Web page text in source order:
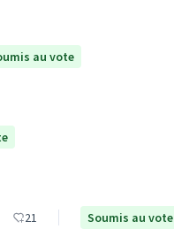
au vote
21 Soumis au vote